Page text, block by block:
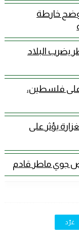
خارطة
يضرب البلاد
على فلسطين،
يؤثر على
جوي ماطر قادم
غرّد